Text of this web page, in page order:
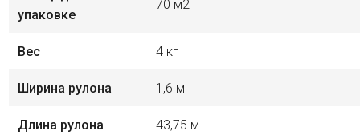
упаковке
70 м2
Вес 4 кг
Ширина рулона 1,6 м
Длина рулона 43,75 м